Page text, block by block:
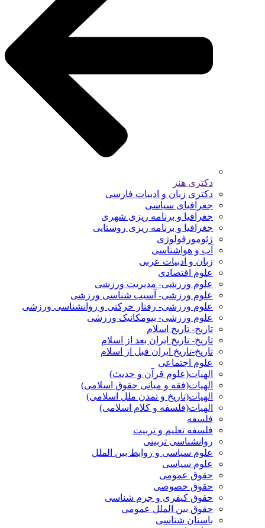
دکتری هنر
دکتری زبان و ادبیات فارسی
جغرافیای سیاسی
جغرافیا و برنامه ریزی شهری
جغرافیا و برنامه ریزی روستایی
ژئومورفولوژی
آب و هواشناسی
زبان و ادبیات عربی
علوم اقتصادی
علوم ورزشی- مدیریت ورزشی
علوم ورزشی- آسیب شناسی ورزشی
علوم ورزشی- رفتار حرکتی و روانشناسی ورزشی
علوم ورزشی- بیومکانیک ورزشی
تاریخ- تاریخ اسلام
تاریخ- تاریخ ایران بعد از اسلام
تاریخ-تاریخ ایران قبل از اسلام
علوم اجتماعی
الهیات(علوم قرآن و حدیث)
الهیات(فقه و مبانی حقوق اسلامی)
الهیات(تاریخ و تمدن ملل اسلامی)
الهیات(فلسفه و کلام اسلامی)
فلسفه
فلسفه تعلیم و تربیت
روانشناسی تربیتی
علوم سیاسی و روابط بین الملل
علوم سیاسی
حقوق عمومی
حقوق خصوصی
حقوق کیفری و جرم شناسی
حقوق بین الملل عمومی
باستان شناسی